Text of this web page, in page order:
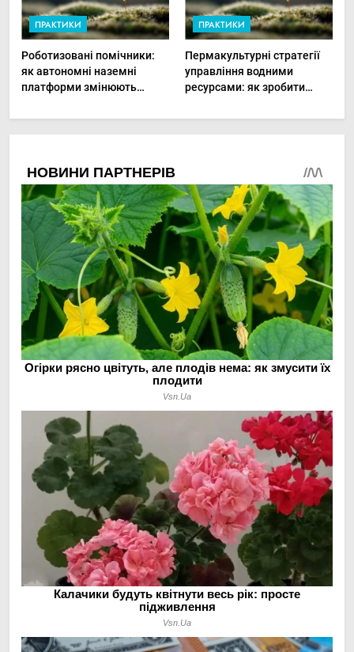
ПРАКТИКИ
Роботизовані помічники:
як автономні наземні
платформи змінюють
овочами
ПРАКТИКИ
Пермакультурні стратегії
управління водними
ресурсами: як зробити
до посухи